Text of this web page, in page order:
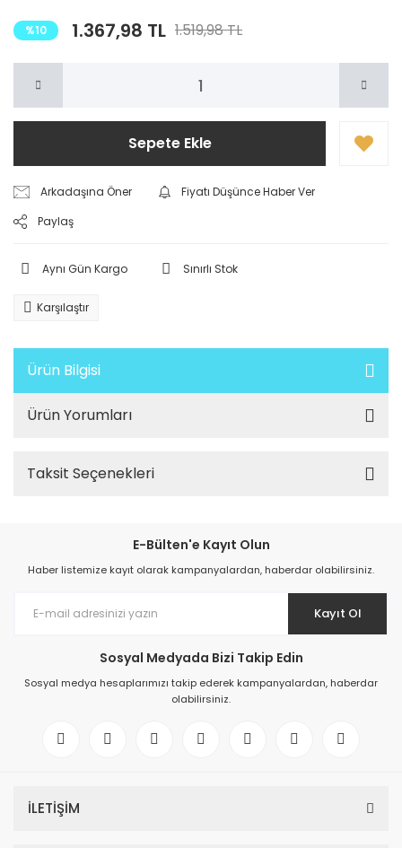
%10 1.367,98 TL 1.519,98 TL
Sepete Ekle
Arkadaşına Öner
Fiyatı Düşünce Haber Ver
Paylaş
Aynı Gün Kargo Sınırlı Stok
Karşılaştır
Ürün Bilgisi
Ürün Yorumları
Taksit Seçenekleri
E-Bülten'e Kayıt Olun
Haber listemize kayıt olarak kampanyalardan, haberdar olabilirsiniz.
Kayıt Ol
Sosyal Medyada Bizi Takip Edin
Sosyal medya hesaplarımızı takip ederek kampanyalardan, haberdar
olabilirsiniz.
İLETİŞİM